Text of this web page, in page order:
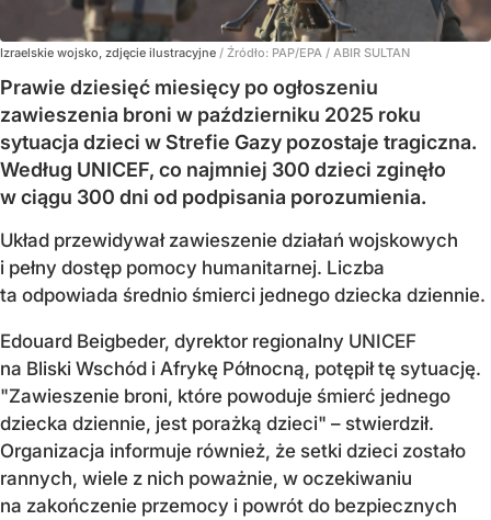
Izraelskie wojsko, zdjęcie ilustracyjne / Źródło: PAP/EPA / ABIR SULTAN
Prawie dziesięć miesięcy po ogłoszeniu
zawieszenia broni w październiku 2025 roku
sytuacja dzieci w Strefie Gazy pozostaje tragiczna.
Według UNICEF, co najmniej 300 dzieci zginęło
w ciągu 300 dni od podpisania porozumienia.
Układ przewidywał zawieszenie działań wojskowych
i pełny dostęp pomocy humanitarnej. Liczba
ta odpowiada średnio śmierci jednego dziecka dziennie.
Edouard Beigbeder, dyrektor regionalny UNICEF
na Bliski Wschód i Afrykę Północną, potępił tę sytuację.
"Zawieszenie broni, które powoduje śmierć jednego
dziecka dziennie, jest porażką dzieci" – stwierdził.
Organizacja informuje również, że setki dzieci zostało
rannych, wiele z nich poważnie, w oczekiwaniu
na zakończenie przemocy i powrót do bezpiecznych